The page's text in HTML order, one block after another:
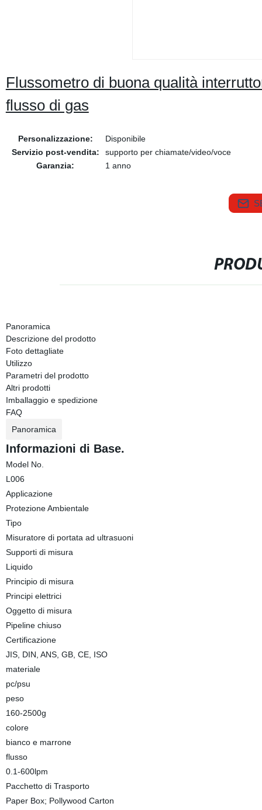
Flussometro di buona qualità
flusso di gas
Personalizzazione:
Disponibile
Servizio post-vendita:
supporto per chiamate/video/voce
Garanzia:
1 anno
Panoramica
Descrizione del prodotto
Foto dettagliate
Utilizzo
Parametri del prodotto
Altri prodotti
Imballaggio e spedizione
FAQ
Panoramica
Informazioni di Base.
Model No.
L006
Applicazione
Protezione Ambientale
Tipo
Misuratore di portata ad ultrasuoni
Supporti di misura
Liquido
Principio di misura
Principi elettrici
Oggetto di misura
Pipeline chiuso
Certificazione
JIS, DIN, ANS, GB, CE, ISO
materiale
pc/psu
peso
160-2500g
colore
bianco e marrone
flusso
0.1-600lpm
Pacchetto di Trasporto
Paper Box; Pollywood Carton